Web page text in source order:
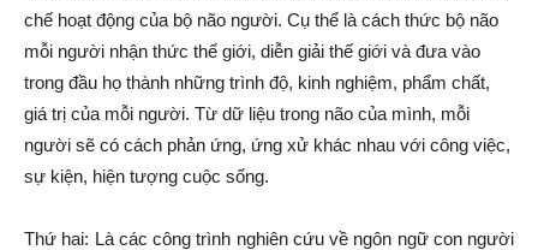
chế hoạt động của bộ não người. Cụ thể là cách thức bộ não
mỗi người nhận thức thế giới, diễn giải thế giới và đưa vào
trong đầu họ thành những trình độ, kinh nghiệm, phẩm chất,
giá trị của mỗi người. Từ dữ liệu trong não của mình, mỗi
người sẽ có cách phản ứng, ứng xử khác nhau với công việc,
sự kiện, hiện tượng cuộc sống.
Thứ hai: Là các công trình nghiên cứu về ngôn ngữ con người